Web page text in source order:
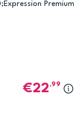
22,99